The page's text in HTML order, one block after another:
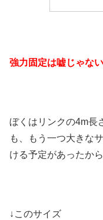
強力固定は嘘じゃない
ぼくはリンクの4m長
も、もう一つ大きな
ける予定があったから
↓このサイズ